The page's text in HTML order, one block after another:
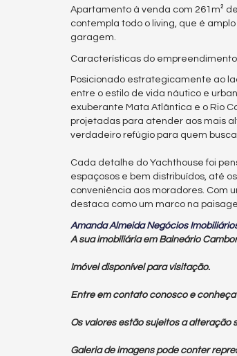
Apartamento à venda com 261m²
contempla todo o living, que é
garagem.
Características do
Posicionado estrategicamente ao
entre o estilo de vida náutico e
exuberante Mata Atlântica e o Rio
projetadas para atender aos mais
verdadeiro refúgio para quem
Cada detalhe do Yachthouse foi
espaçosos e bem distribuídos, até
conveniência aos moradores. Com
destaca como um marco na
Amanda Almeida Negócios
A sua imobiliária em Balneário
Imóvel disponível para visitação.
Entre em contato conosco e
Os valores estão sujeitos a alteração
Galeria de imagens pode conter